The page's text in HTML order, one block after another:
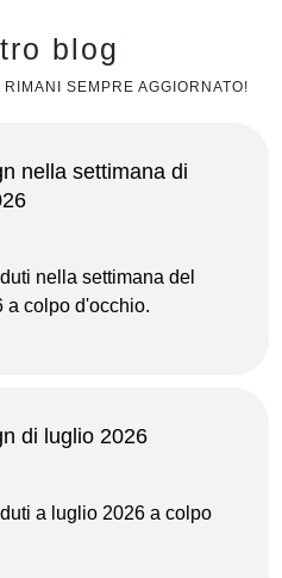
blog
SEMPRE AGGIORNATO!
nella settimana di
nella settimana del
a colpo d'occhio.
di luglio 2026
a luglio 2026 a colpo